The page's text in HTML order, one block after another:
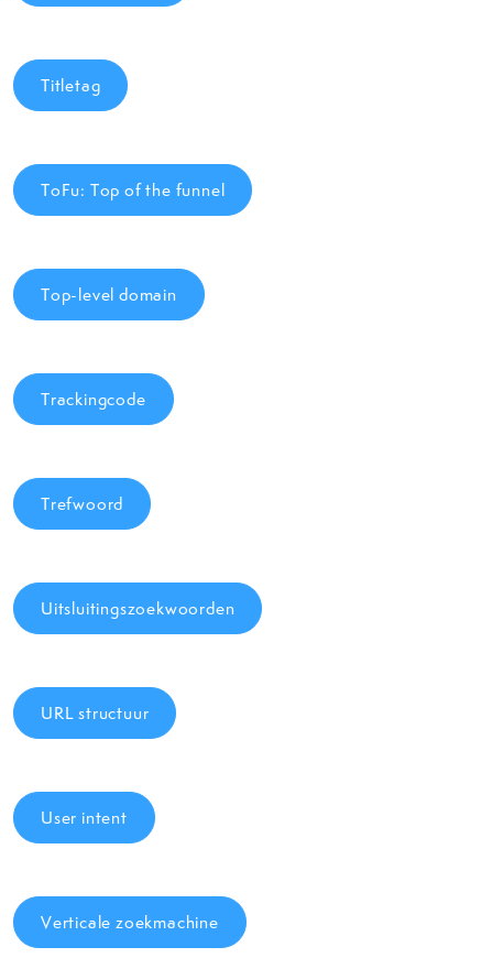
Titletag
ToFu: Top of the funnel
Top-level domain
Trackingcode
Trefwoord
Uitsluitingszoekwoorden
URL structuur
User intent
Verticale zoekmachine